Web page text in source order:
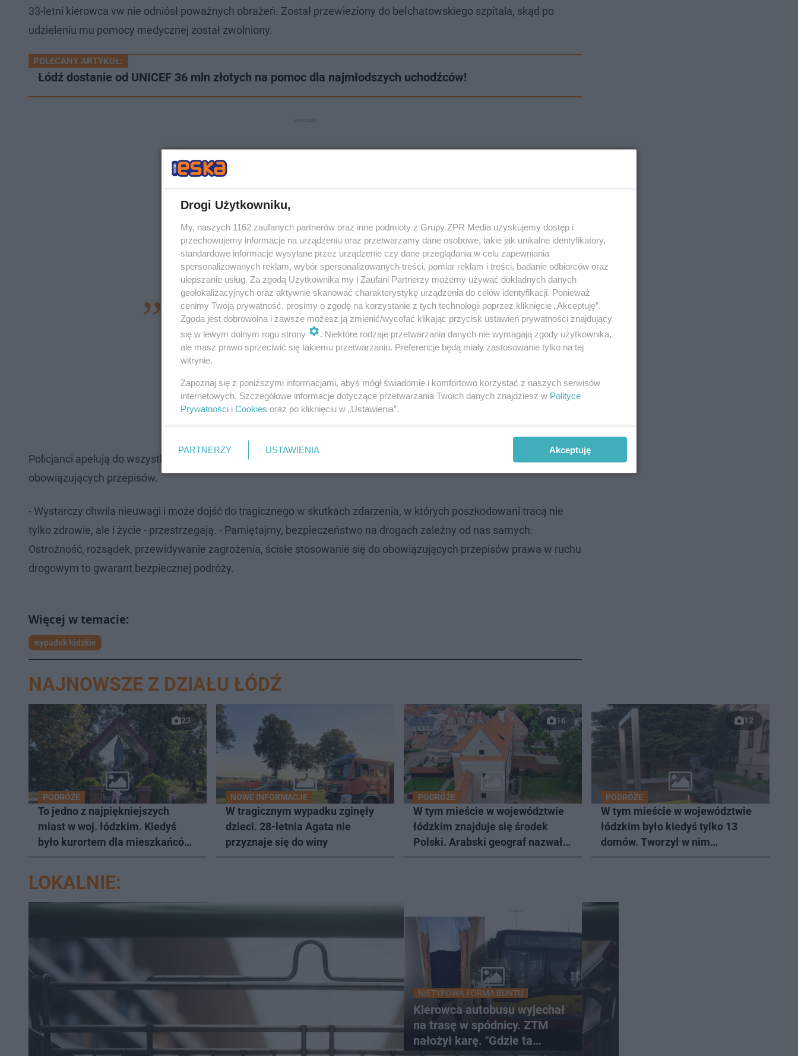
33-letni kierowca vw nie odniósł poważnych obrażeń. Został przewieziony do bełchatowskiego szpitala, skąd po
udzieleniu mu pomocy medycznej został zwolniony.
POLECANY ARTYKUŁ:
Łódź dostanie od UNICEF 36 mln złotych na pomoc dla najmłodszych uchodźców!
- Kierowcy pojazdów podróżowali sami - dowiadujemy się od
policjantów. - Na miejscu zdarzenia pracowały służby
ratunkowe. Pod nadzorem prokuratora policjanci wykonali
oględziny miejsca zdarzenia oraz zabezpieczyli ślady
kryminalistyczne, ustalili świadków. Okoliczności tego wypadku
wyjaśniają teraz funkcjonariusze z Wydziału Wykroczeń i
Policjanci apelują do wszystkich uczestników ruchu drogowego o
i przestrzeganie
obowiązujących przepisów.
- Wystarczy chwila nieuwagi i może dojść do tragicznego w skutkach zdarzenia, w których poszkodowani tracą nie
tylko zdrowie, ale i życie - przestrzegają. - Pamiętajmy, bezpieczeństwo na drogach zależny od nas samych.
Ostrożność, rozsądek, przewidywanie zagrożenia, ścisłe stosowanie się do obowiązujących przepisów prawa w ruchu
drogowym to gwarant bezpiecznej podróży.
wypadek łódzkie
NAJNOWSZE Z DZIAŁU ŁÓDŹ
23
PODRÓŻE
To jedno z najpiękniejszych
miast w woj. łódzkim. Kiedyś
było kurortem dla mieszkańców
NOWE INFORMACJE
W tragicznym wypadku zginęły
dzieci. 28-letnia Agata nie
przyznaje się do winy
16
PODRÓŻE
W tym mieście w województwie
łódzkim znajduje się środek
Polski. Arabski geograf nazwał
12
PODRÓŻE
W tym mieście w województwie
łódzkim było kiedyś tylko 13
domów. Tworzył w nim
LOKALNIE:
NIETYPOWA FORMA BUNTU
Kierowca autobusu wyjechał
na trasę w spódnicy. ZTM
nałożył karę. "Gdzie ta
Drogi Użytkowniku,
My, naszych 1162 zaufanych partnerów oraz inne podmioty z Grupy ZPR Media uzyskujemy dostęp i
przechowujemy informacje na urządzeniu oraz przetwarzamy dane osobowe, takie jak unikalne identyfikatory,
standardowe informacje wysyłane przez urządzenie czy dane przeglądania w celu zapewniania
spersonalizowanych reklam, wybór spersonalizowanych treści, pomiar reklam i treści, badanie odbiorców oraz
ulepszanie usług. Za zgodą Użytkownika my i Zaufani Partnerzy możemy używać dokładnych danych
geolokalizacyjnych oraz aktywnie skanować charakterystykę urządzenia do celów identyfikacji. Ponieważ
cenimy Twoją prywatność, prosimy o zgodę na korzystanie z tych technologii poprzez kliknięcie „Akceptuję”.
Zgoda jest dobrowolna i zawsze możesz ją zmienić/wycofać klikając przycisk ustawień prywatności znajdujący
się w lewym dolnym rogu strony
. Niektóre rodzaje przetwarzania danych nie wymagają zgody użytkownika,
ale masz prawo sprzeciwić się takiemu przetwarzaniu. Preferencje będą miały zastosowanie tylko na tej
witrynie.
Zapoznaj się z poniższymi informacjami, abyś mógł świadomie i komfortowo korzystać z naszych serwisów
internetowych. Szczegółowe informacje dotyczące przetwarzania Twoich danych znajdziesz w Polityce
Prywatności i Cookies oraz po kliknięciu w „Ustawienia”.
PARTNERZY USTAWIENIA Akceptuję